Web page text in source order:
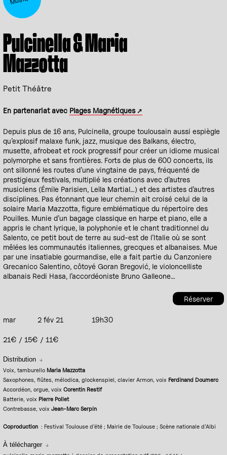
Pulcinella & Maria
Mazzotta
Petit Théâtre
En partenariat avec Plages Magnétiques
Depuis plus de 16 ans, Pulcinella, groupe toulousain aussi espiègle
qu’explosif malaxe funk, jazz, musique des Balkans, électro,
musette, afrobeat et rock progressif pour créer un idiome musical
polymorphe et sans frontières. Forts de plus de 600 concerts, ils
ont sillonné les routes d’une vingtaine de pays, fréquenté de
prestigieux festivals, multiplié les créations avec d’autres
musiciens (Émile Parisien, Leïla Martial…) et des artistes d’autres
disciplines. Pas étonnant que leur chemin ait croisé celui de la
solaire Maria Mazzotta, figure emblématique du répertoire des
Pouilles. Munie d’un bagage classique en harpe et piano, elle a
appris le chant lyrique, la polyphonie et le chant traditionnel du
Salento, ce petit bout de terre au sud-est de l’Italie où se sont
mêlées les communautés italiennes, grecques et albanaises. Mue
par une insatiable gourmandise, elle a fait partie du Canzoniere
Grecanico Salentino, côtoyé Goran Bregović, le violoncelliste
albanais Redi Hasa, l’accordéoniste Bruno Galleone…
Réserver
mar 2 fév 21 19h30
21€ / 15€ / 11€
Distribution
Voix, tamburello Maria Mazzotta
Saxophones, flûtes, mélodica, glockenspiel, clavier Armon, voix Ferdinand Doumerc
Accordéon, orgue, voixCorentin Restif
Batterie, voix Pierre Pollet
Contrebasse, voixJean-Marc Serpin
Coproduction : Festival Toulouse d’été ; Mairie de Toulouse ; Scène nationale d’Albi
À télécharger